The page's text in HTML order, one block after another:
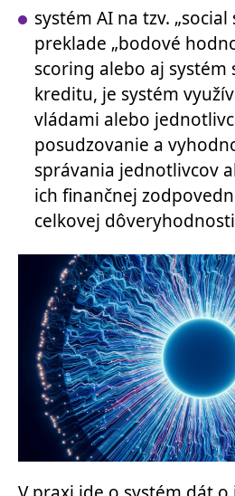
systém AI na tzv. „social
preklade „bodové
scoring alebo aj systém
kreditu, je systém
vládami alebo
posudzovanie a
správania jednotlivcov
ich finančnej
celkovej